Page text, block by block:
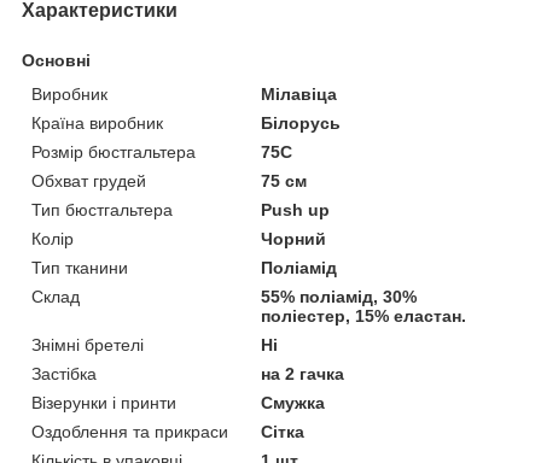
Характеристики
Основні
Виробник
Мілавіца
Країна виробник
Білорусь
Розмір бюстгальтера
75C
Обхват грудей
75 см
Тип бюстгальтера
Push up
Колір
Чорний
Тип тканини
Поліамід
Склад
55% поліамід, 30%
поліестер, 15% еластан.
Знімні бретелі
Ні
Застібка
на 2 гачка
Візерунки і принти
Смужка
Оздоблення та прикраси
Сітка